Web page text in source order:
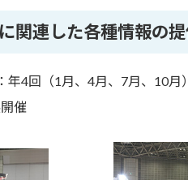
関連した各種情報の
年4回（1月、4月、7月、10月
催